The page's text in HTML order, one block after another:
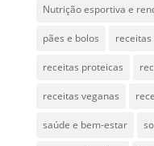
Nutrição esportiva e
pães e bolos receitas
receitas proteicas
receitas veganas
saúde e bem-estar